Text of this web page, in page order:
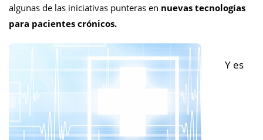
algunas de las iniciativas punteras en nuevas tecnologías
para pacientes crónicos.
Y es